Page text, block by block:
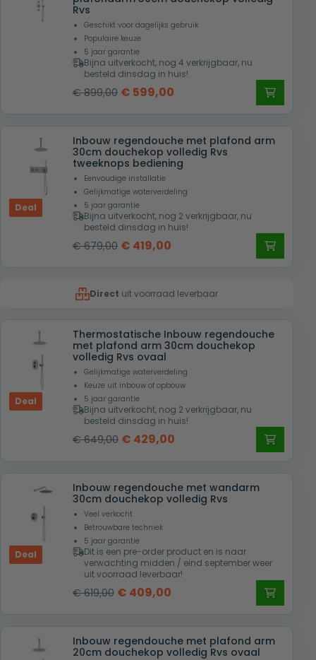
Rvs
Geschikt voor dagelijks gebruik
Populaire keuze
5 jaar garantie
Bijna uitverkocht, nog 4 verkrijgbaar, nu
besteld dinsdag in huis!
€899,00 Oorspronkelijke
was:
€ 899,00.
€ 599,00
is:
€ 599,00.
Inbouw regendouche met plafond arm
30cm douchekop volledig Rvs
tweeknops bediening
Eenvoudige installatie
Gelijkmatige waterverdeling
5 jaar garantie
Bijna uitverkocht, nog 2 verkrijgbaar, nu
besteld dinsdag in huis!
€679,00 Oorspronkelijke
€ 679,00.
€ 419,00
€ 419,00.
Deal
Direct uit voorraad leverbaar
Thermostatische Inbouw regendouche
met plafond arm 30cm douchekop
volledig Rvs ovaal
Gelijkmatige waterverdeling
Keuze uit inbouw of opbouw
5 jaar garantie
Bijna uitverkocht, nog 2 verkrijgbaar, nu
besteld dinsdag in huis!
€649,00 Oorspronkelijke
was:
€ 649,00.
€ 429,00
is:
€ 429,00.
Deal
Inbouw regendouche met wandarm
30cm douchekop volledig Rvs
Veel verkocht
Betrouwbare techniek
5 jaar garantie
Dit is een pre-order product en is naar
verwachting midden / eind september weer
uit voorraad leverbaar!
€619,00 Oorspronkelijke
was:
€ 619,00.
€ 409,00
is:
€ 409,00.
Deal
Inbouw regendouche met plafond arm
20cm douchekop volledig Rvs ovaal